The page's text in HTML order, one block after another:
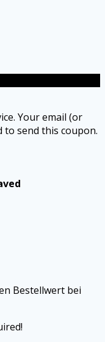
Your email (or
to send this coupon.
Bestellwert bei